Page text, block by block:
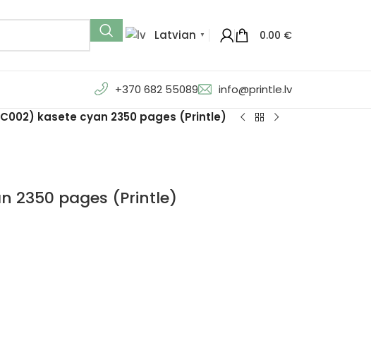
Latvian ▼ 0.00 €
+370 682 55089 info@printle.lv
kasete cyan 2350 pages (Printle)
2350 pages (Printle)